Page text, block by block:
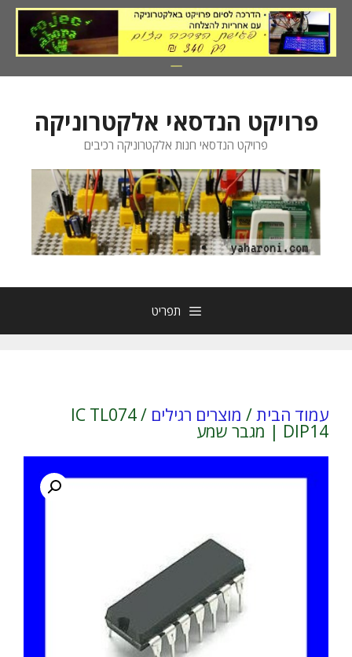
לדלג
לתוכן
פרויקט הנדסאי אלקטרוניקה
פרויקט הנדסאי חנות אלקטרוניקה רכיבים
תפריט
עמוד הבית/ מוצרים רגילים / IC TL074
DIP14 | מגבר שמע